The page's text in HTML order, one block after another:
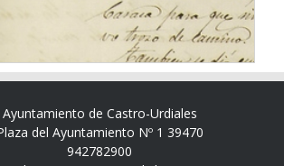
Ayuntamiento de Castro-Urdiales
del Ayuntamiento Nº 1 39470
942782900